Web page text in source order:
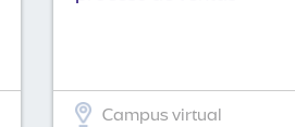
Campus virtual